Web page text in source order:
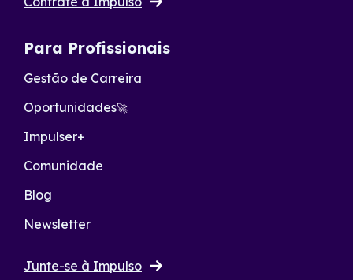
Para Profissionais
Gestão de Carreira
Oportunidades🚀
Impulser+
Comunidade
Blog
Newsletter
Junte-se à Impulso